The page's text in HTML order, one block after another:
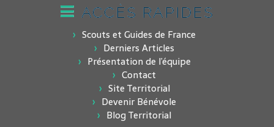
ACCÈS RAPIDES
Scouts et Guides de France
Derniers Articles
Présentation de l’équipe
Contact
Site Territorial
Devenir Bénévole
Blog Territorial